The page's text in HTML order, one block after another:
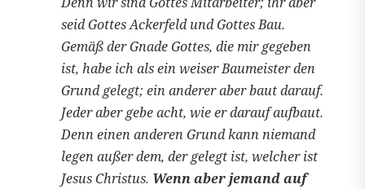
seid Gottes Ackerfeld und Gottes Bau.
Gemäß der Gnade Gottes, die mir gegeben
ist, habe ich als ein weiser Baumeister den
Grund gelegt; ein anderer aber baut darauf.
Jeder aber gebe acht, wie er darauf aufbaut.
Denn einen anderen Grund kann niemand
legen außer dem, der gelegt ist, welcher ist
Jesus Christus. Wenn aber jemand auf